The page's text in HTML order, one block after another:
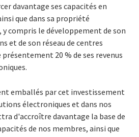
davantage ses capacités en
que dans sa propriété
compris le développement de son
et de son réseau de centres
20 % de ses revenus
emballés par cet investissement
électroniques et dans nos
d'accroître davantage la base de
de nos membres, ainsi que